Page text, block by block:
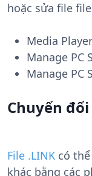
hoặc sửa file
Media
Manage PC
Manage PC
Chuyển
File .LINK có
khác bằng các